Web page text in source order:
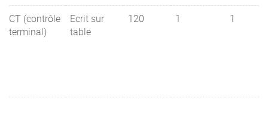
CT (contrôle
terminal)
Ecrit sur
table
120 1 1